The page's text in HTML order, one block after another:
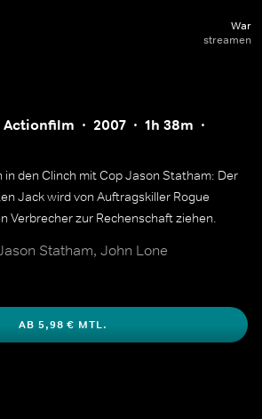
War
streamen
Actionfilm 2007
1h 38m
in den Clinch mit Cop Jason Statham: Der
Jack wird von Auftragskiller Rogue
Verbrecher zur Rechenschaft ziehen.
Statham, John Lone
AB 5,98 € MTL.